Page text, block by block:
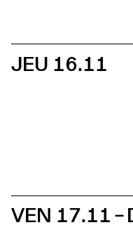
JEU 16.11
VEN 17.11 –